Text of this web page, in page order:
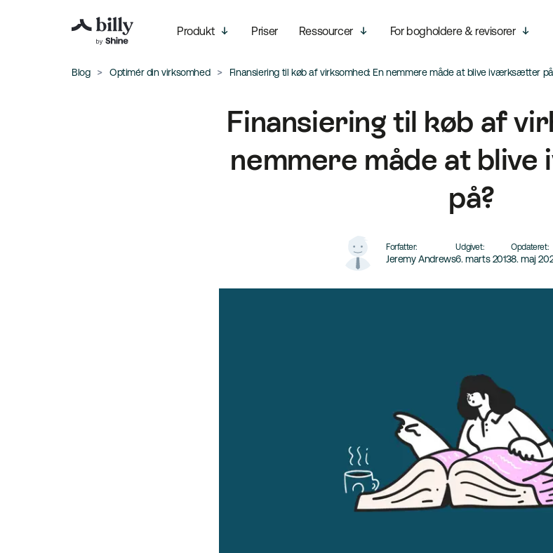
Produkt Priser Ressourcer For bogholdere & revisorer
Blog Optimér din virksomhed Finansiering til køb af virksomhed: En nemmere måde at blive iværksætter
Finansiering til køb af
nemmere måde at
på?
Forfatter:
Jeremy Andrews
Udgivet:
6. marts 2013
Opdateret:
8. maj